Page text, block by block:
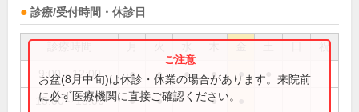
診療/受付時間・休診日
祝
9:00～12:00 ● ● ● ● ●
15:00～18:00 ● ● ●
お盆(8月中旬)は休診・休業の場合があります。来院前
に必ず医療機関に直接ご確認ください。